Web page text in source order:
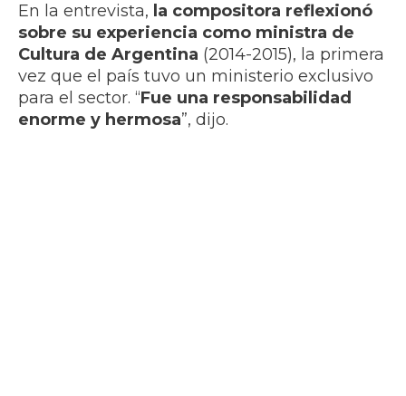
En la entrevista, la compositora reflexionó
sobre su experiencia como ministra de
Cultura de Argentina (2014-2015), la primera
vez que el país tuvo un ministerio exclusivo
para el sector. “Fue una responsabilidad
enorme y hermosa”, dijo.